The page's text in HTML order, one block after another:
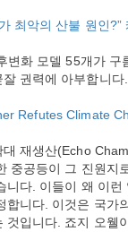
최악의 산불 원인
변화 모델 55개가 구
권력에 아부합니
Refutes Climate
대 재생산(Echo
중공등이 그 진원지
니다. 이들이 왜 이
합니다. 이것은 국가
것입니다. 죠지 오웰